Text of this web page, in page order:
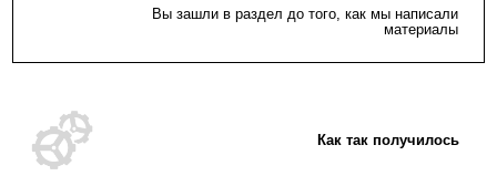
Вы зашли в раздел до того, как мы написали
материалы
Как так получилось